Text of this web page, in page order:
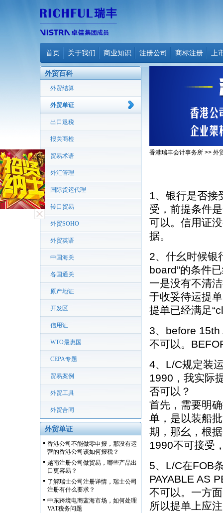
首页 关于我们 商业知识 注册公司 商标注册 上
外贸百科
外贸结算
外贸单证
出口退税
报关商检
贸易术语
外汇管理
国际货运代理
转口贸易
外贸SOHO
外贸英语
中国海关
各国通关
原产地证
开发区
信用证
WTO最惠国
CEPA专题
贸易案例
外贸工具
外贸合同
外贸单证
香港公司不能做零申报，那没有运
营的香港公司该如何报税？
越南注册公司做贸易，哪些产品出
口更容易？
了解瑞士公司注册详情，瑞士公司
注册有什么要求？
中东跨境电商蓝海市场，如何处理
VAT税务问题
香港瑞丰会计事务所 >> 外
1、银行是否接
受，前提条件
可以。信用证
据。
2、什幺时候银
board”的条件
一是没有不清
于收妥待运提
提单已经满足
3、before 15th
不可以。
4、L/C规定装
1990，我实际
否可以？
首先，需要明
单，是以装船
期，那幺，根
1990不可接受
5、L/C在FOB
PAYABLE AS
不可以。一方
所以提单上应